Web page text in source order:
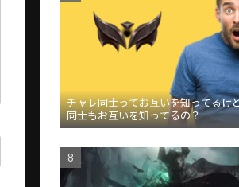
チャレ同士ってお互いを知ってるけ
同士もお互いを知ってるの？